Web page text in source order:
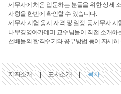
세무사에 처음 입문하는 분들을 위한 상세
사항을 한번에 확인할 수 있습니다.
세무사 시험 응시 자격 및 일정 등 세무사
나무경영아카데미 교수님들이 직접 소개하
선배들의 합격수기와 공부방법 등이 자세히
저자소개 | 도서소개 | 목차